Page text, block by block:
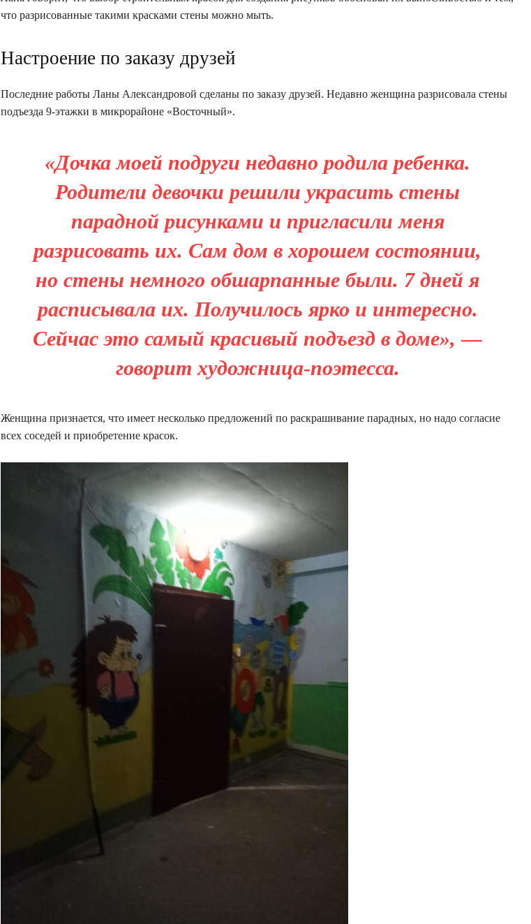
что разрисованные такими красками стены можно мыть.
Настроение по заказу друзей
Последние работы Ланы Александровой сделаны по заказу друзей. Недавно женщина разрисовала стены
подъезда 9-этажки в микрорайоне «Восточный».
«Дочка моей подруги недавно родила ребенка.
Родители девочки решили украсить стены
парадной рисунками и пригласили меня
разрисовать их. Сам дом в хорошем состоянии,
но стены немного обшарпанные были. 7 дней я
расписывала их. Получилось ярко и интересно.
Сейчас это самый красивый подъезд в доме», —
говорит художница-поэтесса.
Женщина признается, что имеет несколько предложений по раскрашивание парадных, но надо согласие
всех соседей и приобретение красок.